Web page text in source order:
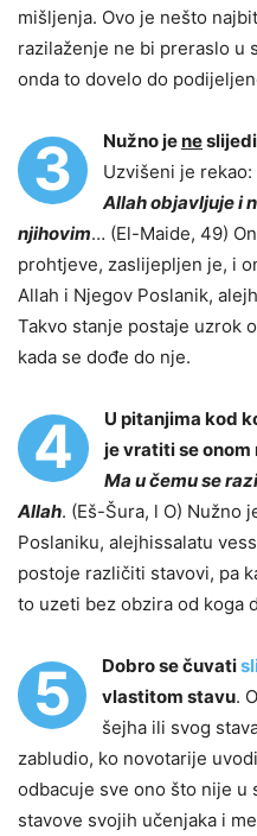
mišljenja. Ovo je nešto
razilaženje ne bi preraslo u
onda to dovelo do
3 Nužno jene
Uzvišeni je rekao:
Allah objavljuje i
njihovim… (El-Maide, 49)
prohtjeve, zaslijepljen je, i
Allah i Njegov Poslanik,
Takvo stanje postaje uzrok
kada se dođe do nje.
4
U pitanjima kod
je vratiti se onom
Ma u čemu se
Allah. (Eš-Šura, l O) Nužno
Poslaniku, alejhissalatu
postoje različiti stavovi, pa
to uzeti bez obzira od koga
5 Dobro se čuvati
vlastitom stavu.
šejha ili svog
zabludio, ko novotarije
odbacuje sve ono što nije u
stavove svojih učenjaka i